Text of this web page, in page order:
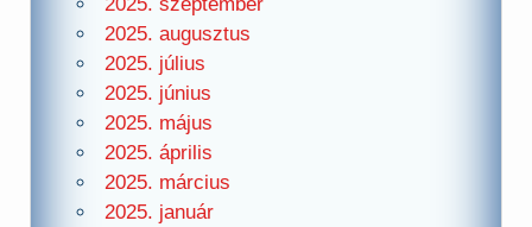
2025. augusztus
2025. július
2025. június
2025. május
2025. április
2025. március
2025. január